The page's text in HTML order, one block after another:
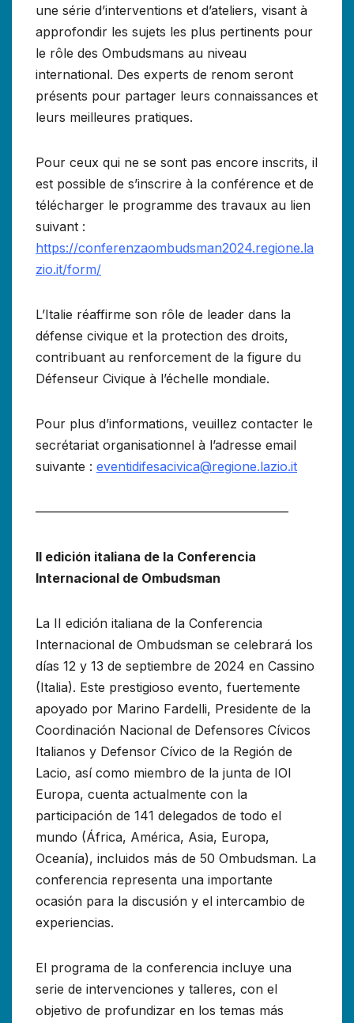
une série d’interventions et d’ateliers, visant à
approfondir les sujets les plus pertinents pour
le rôle des Ombudsmans au niveau
international. Des experts de renom seront
présents pour partager leurs connaissances et
leurs meilleures pratiques.
Pour ceux qui ne se sont pas encore inscrits, il
est possible de s’inscrire à la conférence et de
télécharger le programme des travaux au lien
suivant :
https://conferenzaombudsman2024.regione.la
zio.it/form/
L’Italie réaffirme son rôle de leader dans la
défense civique et la protection des droits,
contribuant au renforcement de la figure du
Défenseur Civique à l’échelle mondiale.
Pour plus d’informations, veuillez contacter le
secrétariat organisationnel à l’adresse email
suivante : eventidifesacivica@regione.lazio.it
————————————————————
II edición italiana de la Conferencia
Internacional de Ombudsman
La II edición italiana de la Conferencia
Internacional de Ombudsman se celebrará los
días 12 y 13 de septiembre de 2024 en Cassino
(Italia). Este prestigioso evento, fuertemente
apoyado por Marino Fardelli, Presidente de la
Coordinación Nacional de Defensores Cívicos
Italianos y Defensor Cívico de la Región de
Lacio, así como miembro de la junta de IOI
Europa, cuenta actualmente con la
participación de 141 delegados de todo el
mundo (África, América, Asia, Europa,
Oceanía), incluidos más de 50 Ombudsman. La
conferencia representa una importante
ocasión para la discusión y el intercambio de
experiencias.
El programa de la conferencia incluye una
serie de intervenciones y talleres, con el
objetivo de profundizar en los temas más